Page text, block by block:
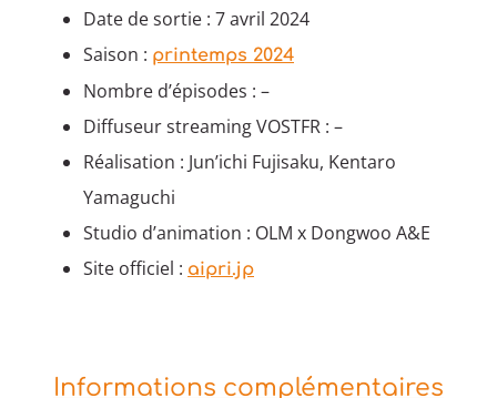
Date de sortie : 7 avril 2024
Saison : printemps 2024
Nombre d’épisodes : –
Diffuseur streaming VOSTFR : –
Réalisation : Jun’ichi Fujisaku, Kentaro
Yamaguchi
Studio d’animation : OLM x Dongwoo A&E
Site officiel : aipri.jp
Informations complémentaires